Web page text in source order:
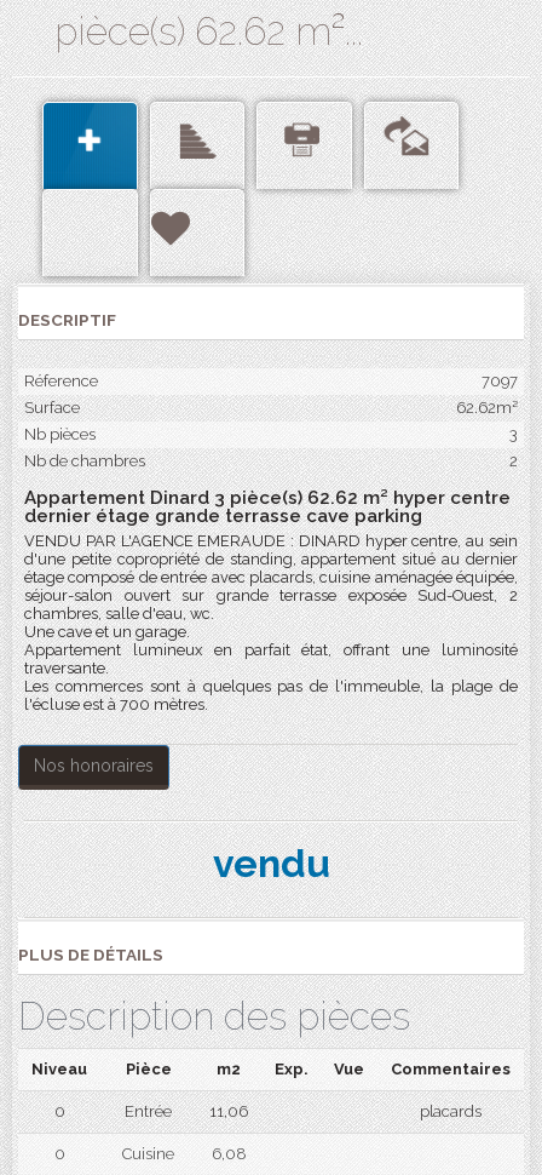
pièce(s) 62.62 m²...
DESCRIPTIF
Réference
7097
Surface
62.62m²
Nb pièces
3
Nb de chambres
2
Appartement Dinard 3 pièce(s) 62.62 m² hyper centre
dernier étage grande terrasse cave parking
VENDU PAR L'AGENCE EMERAUDE : DINARD hyper centre, au sein
d'une petite copropriété de standing, appartement situé au dernier
étage composé de entrée avec placards, cuisine aménagée équipée,
séjour-salon ouvert sur grande terrasse exposée Sud-Ouest, 2
chambres, salle d'eau, wc.
Une cave et un garage.
Appartement lumineux en parfait état, offrant une luminosité
traversante.
Les commerces sont à quelques pas de l'immeuble, la plage de
l'écluse est à 700 mètres.
Nos honoraires
vendu
PLUS DE DÉTAILS
Description des pièces
Niveau Pièce m2 Exp. Vue Commentaires
0 Entrée 11,06 placards
0 Cuisine 6,08